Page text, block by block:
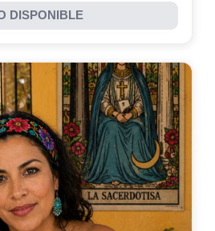
DISPONIBLE